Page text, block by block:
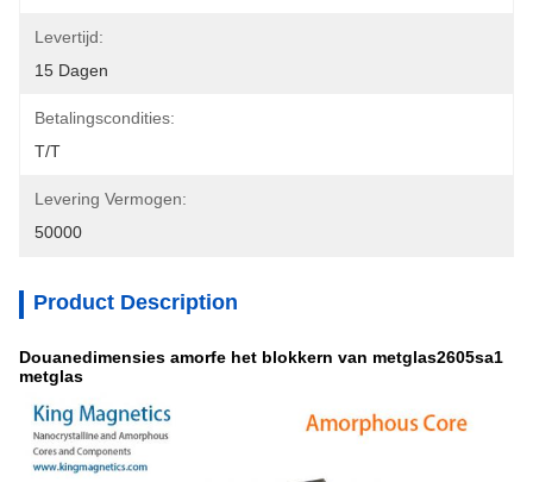
Levertijd:
15 Dagen
Betalingscondities:
T/T
Levering Vermogen:
50000
Product Description
Douanedimensies amorfe het blokkern van metglas2605sa1
metglas